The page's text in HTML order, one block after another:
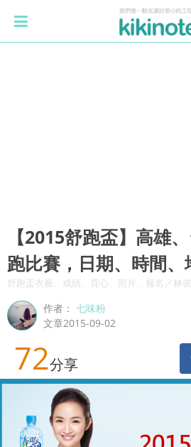
【2015舒跑盃】高雄
跑比賽，日期、時間、
舒跑盃衣服、成績、背心、照片、報名／林
作者：七味粉
文章2015-09-02
72分享